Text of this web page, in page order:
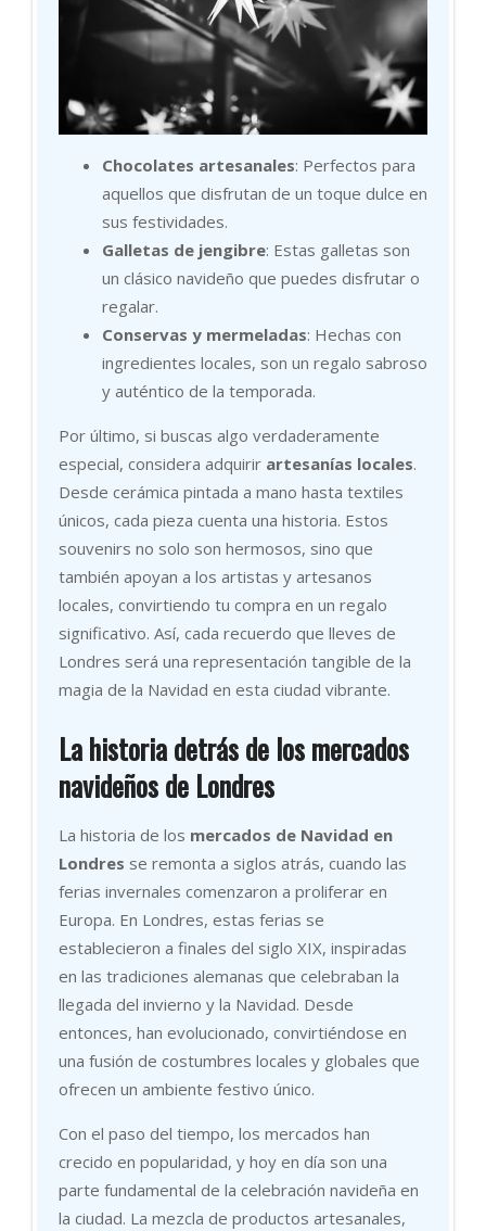
Chocolates artesanales: Perfectos para
aquellos que disfrutan de un toque dulce en
sus festividades.
Galletas de jengibre: Estas galletas son
un clásico navideño que puedes disfrutar o
regalar.
Conservas y mermeladas: Hechas con
ingredientes locales, son un regalo sabroso
y auténtico de la temporada.
Por último, si buscas algo verdaderamente
especial, considera adquirir artesanías locales.
Desde cerámica pintada a mano hasta textiles
únicos, cada pieza cuenta una historia. Estos
souvenirs no solo son hermosos, sino que
también apoyan a los artistas y artesanos
locales, convirtiendo tu compra en un regalo
significativo. Así, cada recuerdo que lleves de
Londres será una representación tangible de la
magia de la Navidad en esta ciudad vibrante.
La historia detrás de los mercados
navideños de Londres
La historia de los mercados de Navidad en
Londres se remonta a siglos atrás, cuando las
ferias invernales comenzaron a proliferar en
Europa. En Londres, estas ferias se
establecieron a finales del siglo XIX, inspiradas
en las tradiciones alemanas que celebraban la
llegada del invierno y la Navidad. Desde
entonces, han evolucionado, convirtiéndose en
una fusión de costumbres locales y globales que
ofrecen un ambiente festivo único.
Con el paso del tiempo, los mercados han
crecido en popularidad, y hoy en día son una
parte fundamental de la celebración navideña en
la ciudad. La mezcla de productos artesanales,